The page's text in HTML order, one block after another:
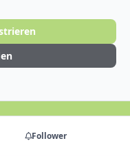
Follower